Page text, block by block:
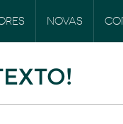
NOVAS